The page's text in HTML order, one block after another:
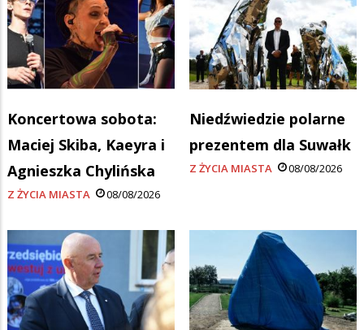
Koncertowa sobota:
Maciej Skiba, Kaeyra i
Agnieszka Chylińska
Z ŻYCIA MIASTA 08/08/2026
Niedźwiedzie polarne
prezentem dla Suwałk
Z ŻYCIA MIASTA 08/08/2026